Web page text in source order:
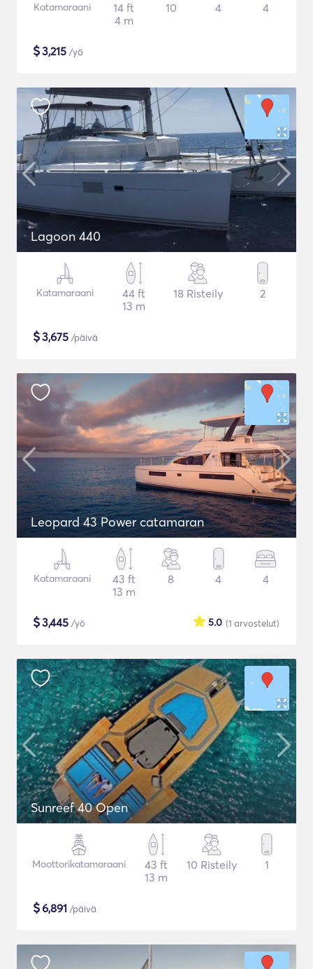
Katamaraani
14 ft
4 m
10 4 4
$3,215 /yö
Lagoon 440
Katamaraani
44 ft
13 m
18 Risteily 2
$3,675 /päivä
Leopard 43 Power catamaran
Katamaraani
43 ft
13 m
8 4 4
$3,445 /yö (1 arvostelut)
5.0
Sunreef 40 Open
Moottorikatamaraani
43 ft
13 m
10 Risteily 1
$6,891 /päivä